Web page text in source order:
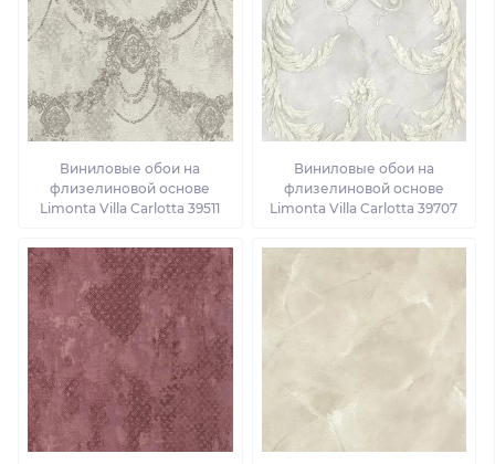
Виниловые обои на
флизелиновой основе
Limonta Villa Carlotta 39511
Виниловые обои на
флизелиновой основе
Limonta Villa Carlotta 39707